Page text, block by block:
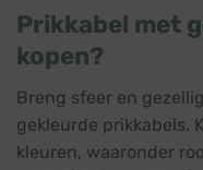
Prikkabel met
kopen?
Breng sfeer en
gekleurde prikkabels.
kleuren, waaronder